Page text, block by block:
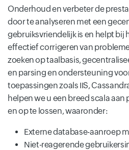
Onderhoud en verbeter de
door te analyseren met een
gebruiksvriendelijk is en helpt bij
effectief corrigeren van
zoeken op taalbasis,
en parsing en ondersteuning
toepassingen zoals IIS,
helpen we u een breed scala
en op te lossen, waaronder:
Externe database-aanroep
Niet-reagerende